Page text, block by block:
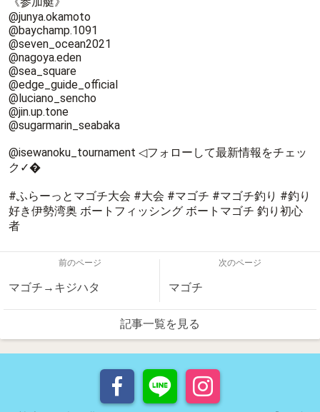
@junya.okamoto
@baychamp.1091
@seven_ocean2021
@nagoya.eden
@sea_square
@edge_guide_official
@luciano_sencho
@jin.up.tone
@sugarmarin_seabaka
@isewanoku_tournament ◁フォローして最新情報をチェッ
ク✓�
#ふらーっとマゴチ大会 #大会 #マゴチ #マゴチ釣り #釣り
好き伊勢湾奥 ボートフィッシング ボートマゴチ 釣り初心
者
前のページ
マゴチ→キジハタ
次のページ
マゴチ
記事一覧を見る